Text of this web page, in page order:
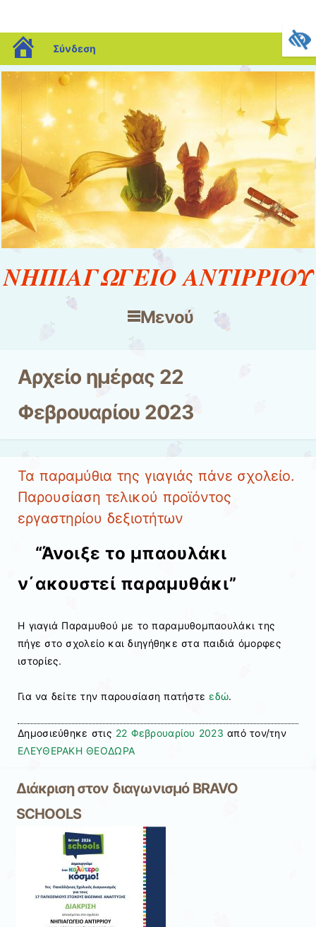
blogs.sch.gr
Σύνδεση
ΝΗΠΙΑΓΩΓΕΙΟ ΑΝΤΙΡΡΙΟΥ
Μενού
Αρχείο ημέρας 22
Φεβρουαρίου 2023
Τα παραμύθια της γιαγιάς πάνε σχολείο.
Παρουσίαση τελικού προϊόντος
εργαστηρίου δεξιοτήτων
“Άνοιξε το μπαουλάκι
ν΄ακουστεί παραμυθάκι”
Η γιαγιά Παραμυθού με το παραμυθομπαουλάκι της
πήγε στο σχολείο και διηγήθηκε στα παιδιά όμορφες
ιστορίες.
Για να δείτε την παρουσίαση πατήστεεδώ.
Δημοσιεύθηκε στις 22 Φεβρουαρίου 2023 από τον/την
ΕΛΕΥΘΕΡΑΚΗ ΘΕΟΔΩΡΑ
Διάκριση στον διαγωνισμό BRAVO
SCHOOLS